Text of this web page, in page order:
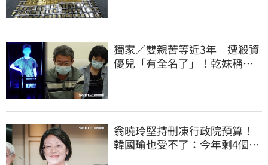
獨家／雙親苦等近3年 遭殺資
優兒「有全名了」！乾妹稱賠
翁曉玲堅持刪凍行政院預算！
韓國瑜也受不了：今年剩4個月